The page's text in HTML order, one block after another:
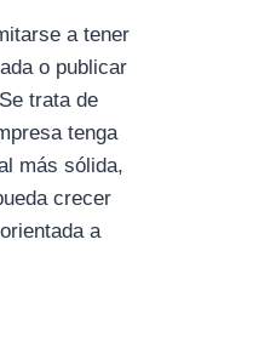
a tener
o publicar
trata de
tenga
más sólida,
crecer
a